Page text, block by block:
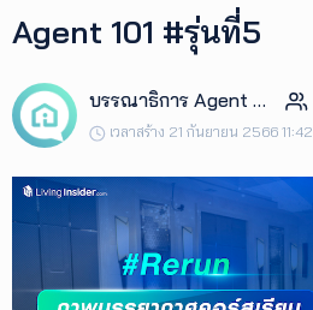
AgentClub
AgentTool
UpSkill
Podcast
Agent 101 #รุ่นที่5
บรรณาธิการ Agent Club
เวลาสร้าง 21 กันยายน 2566 11:42